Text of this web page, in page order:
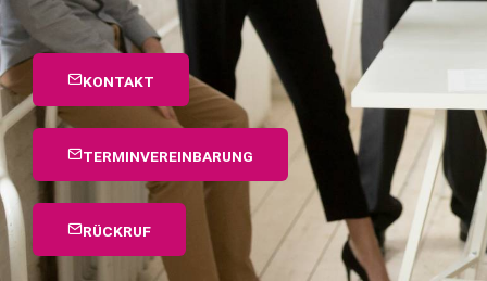
KONTAKT
TERMINVEREINBARUNG
RÜCKRUF